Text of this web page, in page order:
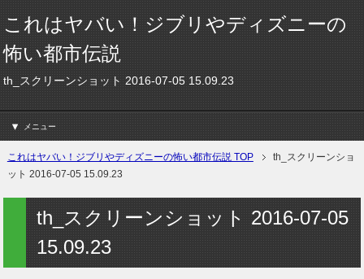
これはヤバい！ジブリやディズニーの
怖い都市伝説
th_スクリーンショット 2016-07-05 15.09.23
メニュー
これはヤバい！ジブリやディズニーの怖い都市伝説 TOP
th_スクリーンショ
ット 2016-07-05 15.09.23
th_スクリーンショット 2016-07-05
15.09.23